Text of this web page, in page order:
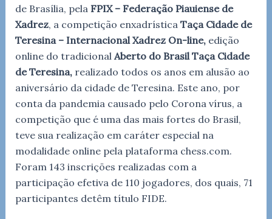
de Brasília, pela FPIX – Federação Piauiense de
Xadrez, a competição enxadrística Taça Cidade de
Teresina – Internacional Xadrez On-line,edição
online do tradicional Aberto do Brasil Taça Cidade
de Teresina,realizado todos os anos em alusão ao
aniversário da cidade de Teresina. Este ano, por
conta da pandemia causado pelo Corona vírus, a
competição que é uma das mais fortes do Brasil,
teve sua realização em caráter especial na
modalidade online pela plataforma chess.com.
Foram 143 inscrições realizadas com a
participação efetiva de 110 jogadores, dos quais, 71
participantes detêm título FIDE.